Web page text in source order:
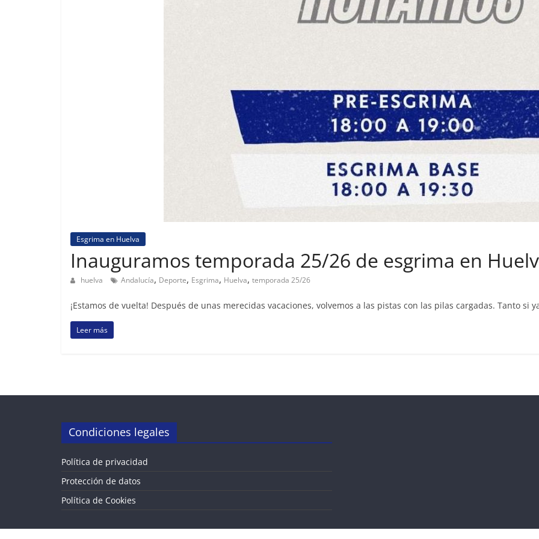
Esgrima en Huelva
Inauguramos temporada 25/26 de esgrima en
huelva Andalucía, Deporte, Esgrima, Huelva, temporada 25/26
¡Estamos de vuelta! Después de unas merecidas vacaciones, volvemos a las pistas con las pilas cargadas. Tanto si
Leer más
Condiciones legales
Política de privacidad
Protección de datos
Política de Cookies